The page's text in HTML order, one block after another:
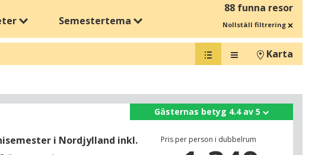
som nöjesparken Tivoli, Bakken, Nyhavn, Strøget och alla de andra
som nöjesparken Legoland, Givskud Zoo, Ree Park och Den Gamle By i
stränder eller längst upp på toppen av Danmark i Skagen där du längst
och göra utflykter i de anrika gränstrakterna med en spännande historia.
bästa hotell till din semester i Danmark här:
88 funna resor
Semestertema Nollställ filtrering
Karta
i Nordjylland inkl.
Pris per person i dubbelrum
Gästernas betyg 4.4 av 5